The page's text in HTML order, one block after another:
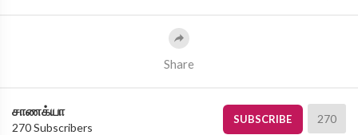
Share
சாணக்யா
270 Subscribers
SUBSCRIBE 270